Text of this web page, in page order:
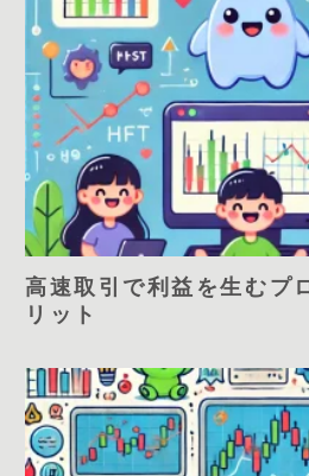
高速取引で利益を生むプ
リット